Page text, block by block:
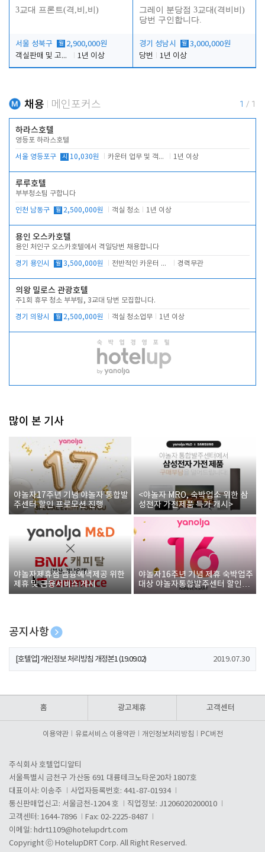
3교대 프론트(격,비,비)
서울 성북구 월 2,900,000원
객실판매 및 고객응대
1년 이상
그레이 분당점 3교대(격비비)
당번 구인합니다.
경기 성남시 월 3,000,000원
당번
1년 이상
채용 메인포커스 1 / 1
하라스호텔
영등포 하라스호텔
서울 영등포구 시 10,030원 카운터 업무 및 객실관리(청소상태 확인, 객실판매) 1년 이상
루루호텔
부부청소팀 구합니다
인천 남동구 월 2,500,000원 객실 청소 1년 이상
용인 오스카호텔
용인 처인구 오스카호텔에서 격일당번 채용합니다
경기 용인시 월 3,500,000원 전반적인 카운터 업무 경력무관
의왕 밀로스 관광호텔
주1회 휴무 청소 부부팀, 3교대 당번 모집합니다.
경기 의왕시 월 2,500,000원 객실 청소업무 1년 이상
많이 본 기사
야놀자17주년 기념 야놀자 통합발
주센터 할인 프로모션 진행
<야놀자 MRO, 숙박업소 위한 삼
성전자 가전제품 특가 개시>
야놀자제휴점 금융혜택제공 위한
제휴 및 금융서비스 게시
야놀자16주년 기념 제휴 숙박업주
대상 야놀자통합발주센터 할인쿠
폰 증정
공지사항
[호텔업] 개인정보 처리방침 개정본2 (19.09.02)
[호텔업] 개인정보 처리방침 개정본1 (19.09.02) 2019.07.30
홈 광고제휴 고객센터
이용약관 유료서비스 이용약관 개인정보처리방침 PC버전
주식회사 호텔업디알티
서울특별시 금천구 가산동 691 대륭테크노타운20차 1807호
대표이사: 이송주
사업자등록번호: 441-87-01934
통신판매업신고: 서울금천-1204 호
직업정보: J1206020200010
고객센터: 1644-7896
Fax: 02-2225-8487
이메일: hdrt1109@hotelupdrt.com
Copyright ⓒ HotelupDRT Corp. All Right Reserved.